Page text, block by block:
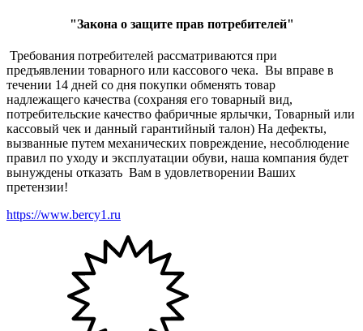
"Закона о защите прав потребителей"
Требования потребителей рассматриваются при
предъявлении товарного или кассового чека. Вы вправе в
течении 14 дней со дня покупки обменять товар
надлежащего качества (сохраняя его товарный вид,
потребительские качество фабричные ярлычки, Товарный или
кассовый чек и данный гарантийный талон) На дефекты,
вызванные путем механических повреждение, несоблюдение
правил по уходу и эксплуатации обуви, наша компания будет
вынуждены отказать Вам в удовлетворении Ваших
претензии!
https://www.bercy1.ru